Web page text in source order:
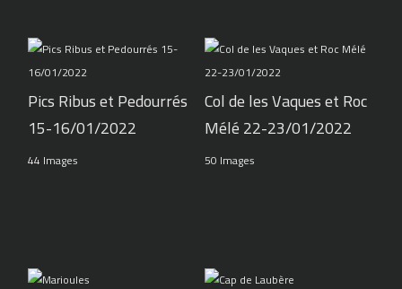
Pics Ribus et Pedourrés
15-16/01/2022
44 Images
Col de les Vaques et Roc
Mélé 22-23/01/2022
50 Images